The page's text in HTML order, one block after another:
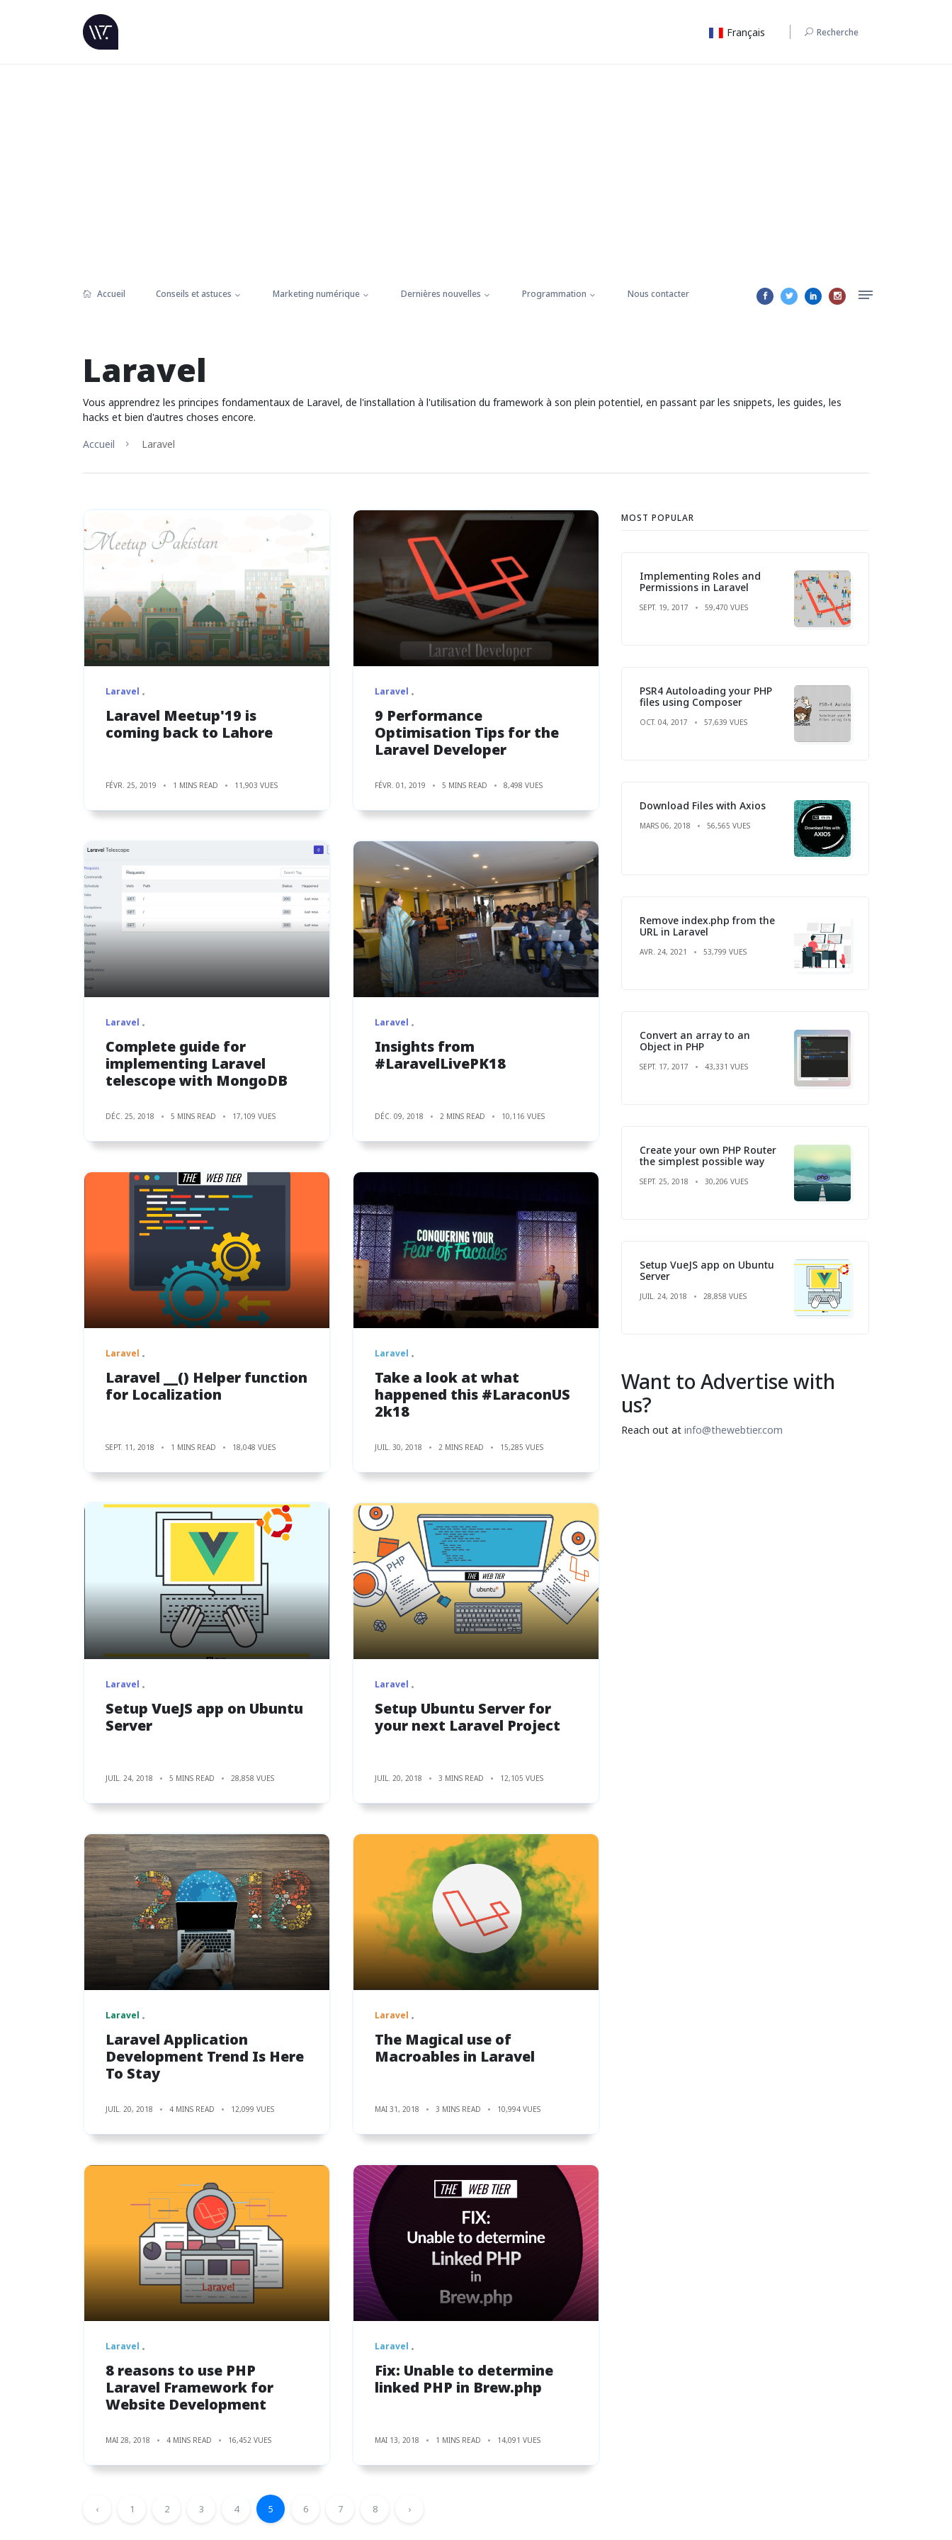
Français Recherche
Accueil Conseils et astuces Marketing numérique Dernières nouvelles Programmation Nous contacter
Laravel
Vous apprendrez les principes fondamentaux de Laravel, de l'installation à l'utilisation du framework à son plein potentiel, en passant par les snippets, les guides, les
hacks et bien d'autres choses encore.
Accueil
Laravel
Laravel
Laravel Meetup'19 is
coming back to Lahore
FÉVR. 25, 2019 1 MINS READ 11,903 VUES
Laravel
9 Performance
Optimisation Tips for the
Laravel Developer
FÉVR. 01, 2019 5 MINS READ 8,498 VUES
Laravel
Complete guide for
implementing Laravel
telescope with MongoDB
DÉC. 25, 2018 5 MINS READ 17,109 VUES
Laravel
Insights from
#LaravelLivePK18
DÉC. 09, 2018 2 MINS READ 10,116 VUES
Laravel
Laravel __() Helper function
for Localization
SEPT. 11, 2018 1 MINS READ 18,048 VUES
Laravel
Take a look at what
happened this #LaraconUS
2k18
JUIL. 30, 2018 2 MINS READ 15,285 VUES
Laravel
Setup VueJS app on Ubuntu
Server
JUIL. 24, 2018 5 MINS READ 28,858 VUES
Laravel
Setup Ubuntu Server for
your next Laravel Project
JUIL. 20, 2018 3 MINS READ 12,105 VUES
Laravel
Laravel Application
Development Trend Is Here
To Stay
JUIL. 20, 2018 4 MINS READ 12,099 VUES
Laravel
The Magical use of
Macroables in Laravel
MAI 31, 2018 3 MINS READ 10,994 VUES
Laravel
8 reasons to use PHP
Laravel Framework for
Website Development
MAI 28, 2018 4 MINS READ 16,452 VUES
Laravel
Fix: Unable to determine
linked PHP in Brew.php
MAI 13, 2018 1 MINS READ 14,091 VUES
‹ 1 2 3 4 5 6 7 8 ›
MOST POPULAR
Implementing Roles and
Permissions in Laravel
SEPT. 19, 2017 59,470 VUES
PSR4 Autoloading your PHP
files using Composer
OCT. 04, 2017 57,639 VUES
Download Files with Axios
MARS 06, 2018 56,565 VUES
Remove index.php from the
URL in Laravel
AVR. 24, 2021 53,799 VUES
Convert an array to an
Object in PHP
SEPT. 17, 2017 43,331 VUES
Create your own PHP Router
the simplest possible way
SEPT. 25, 2018 30,206 VUES
Setup VueJS app on Ubuntu
Server
JUIL. 24, 2018 28,858 VUES
Want to Advertise with
us?
Reach out at info@thewebtier.com